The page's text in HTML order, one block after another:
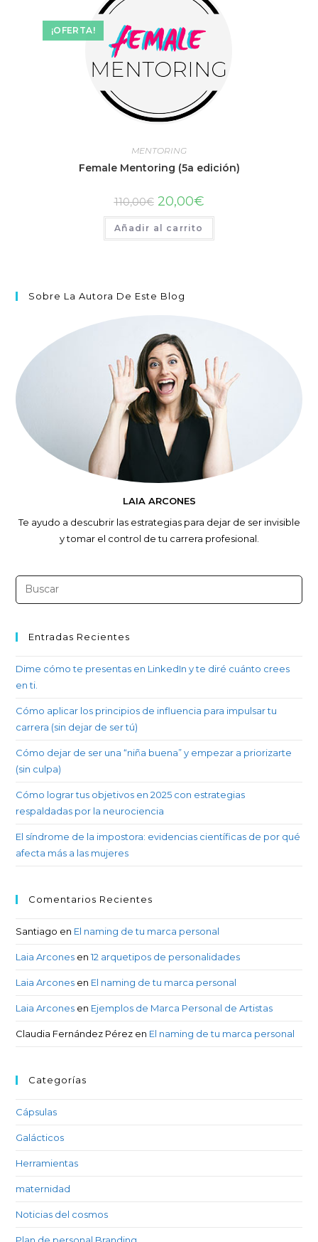
¡OFERTA!
MENTORING
Female Mentoring (5a edición)
110,00€ 20,00€
Añadir al carrito
Sobre La Autora De Este Blog
LAIA ARCONES
Te ayudo a descubrir las estrategias para dejar de ser invisible
y tomar el control de tu carrera profesional.
Entradas Recientes
Dime cómo te presentas en LinkedIn y te diré cuánto crees
en ti.
Cómo aplicar los principios de influencia para impulsar tu
carrera (sin dejar de ser tú)
Cómo dejar de ser una “niña buena” y empezar a priorizarte
(sin culpa)
Cómo lograr tus objetivos en 2025 con estrategias
respaldadas por la neurociencia
El síndrome de la impostora: evidencias científicas de por qué
afecta más a las mujeres
Comentarios Recientes
Santiago en El naming de tu marca personal
Laia Arcones en12 arquetipos de personalidades
Laia Arcones en El naming de tu marca personal
Laia Arcones en Ejemplos de Marca Personal de Artistas
Claudia Fernández Pérez en El naming de tu marca personal
Categorías
Cápsulas
Galácticos
Herramientas
maternidad
Noticias del cosmos